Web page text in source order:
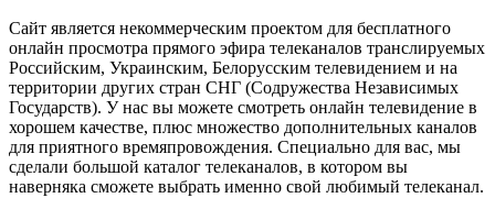
Сайт является некоммерческим проектом для бесплатного
онлайн просмотра прямого эфира телеканалов транслируемых
Российским, Украинским, Белорусским телевидением и на
территории других стран СНГ (Содружества Независимых
Государств). У нас вы можете смотреть онлайн телевидение в
хорошем качестве, плюс множество дополнительных каналов
для приятного времяпровождения. Специально для вас, мы
сделали большой каталог телеканалов, в котором вы
наверняка сможете выбрать именно свой любимый телеканал.